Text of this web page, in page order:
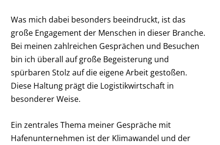
Was mich dabei besonders beeindruckt, ist das
große Engagement der Menschen in dieser Branche.
Bei meinen zahlreichen Gesprächen und Besuchen
bin ich überall auf große Begeisterung und
spürbaren Stolz auf die eigene Arbeit gestoßen.
Diese Haltung prägt die Logistikwirtschaft in
besonderer Weise.
Ein zentrales Thema meiner Gespräche mit
Hafenunternehmen ist der Klimawandel und der